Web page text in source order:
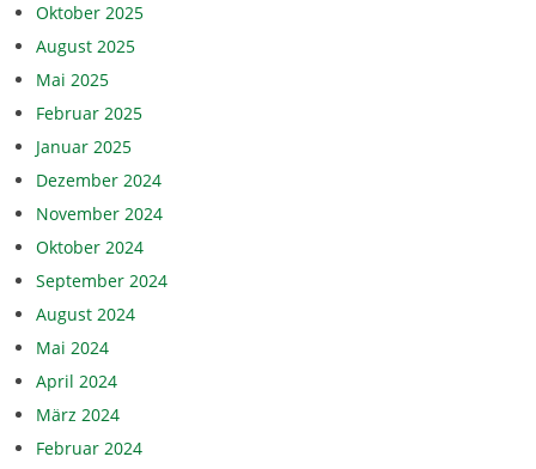
Oktober 2025
August 2025
Mai 2025
Februar 2025
Januar 2025
Dezember 2024
November 2024
Oktober 2024
September 2024
August 2024
Mai 2024
April 2024
März 2024
Februar 2024